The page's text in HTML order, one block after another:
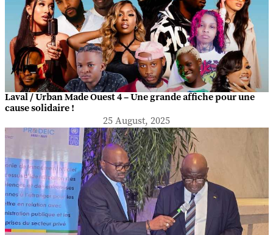
Laval / Urban Made Ouest 4 – Une grande affiche pour une
cause solidaire !
25 August, 2025